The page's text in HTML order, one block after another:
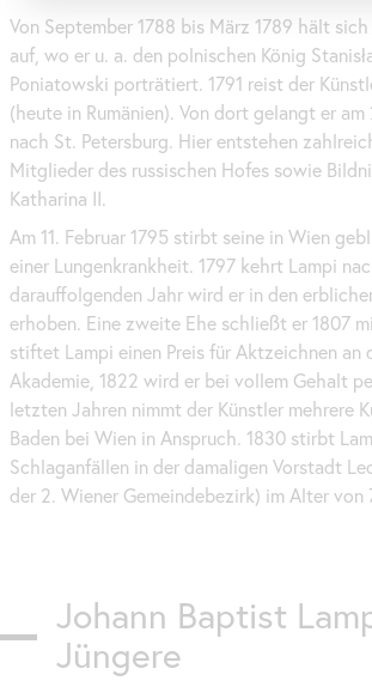
Von September 1788 bis März 1789 hält
auf, wo er u. a. den polnischen König
Poniatowski porträtiert. 1791 reist der
(heute in Rumänien). Von dort gelangt er am
nach St. Petersburg. Hier entstehen
Mitglieder des russischen Hofes sowie
Katharina II.
Am 11. Februar 1795 stirbt seine in Wien
einer Lungenkrankheit. 1797 kehrt Lampi
darauffolgenden Jahr wird er in den
erhoben. Eine zweite Ehe schließt er 1807
stiftet Lampi einen Preis für Aktzeichnen an
Akademie, 1822 wird er bei vollem Gehalt
letzten Jahren nimmt der Künstler mehrere
Baden bei Wien in Anspruch. 1830 stirbt
Schlaganfällen in der damaligen Vorstadt
der 2. Wiener Gemeindebezirk) im Alter von
Johann Baptist
Jüngere